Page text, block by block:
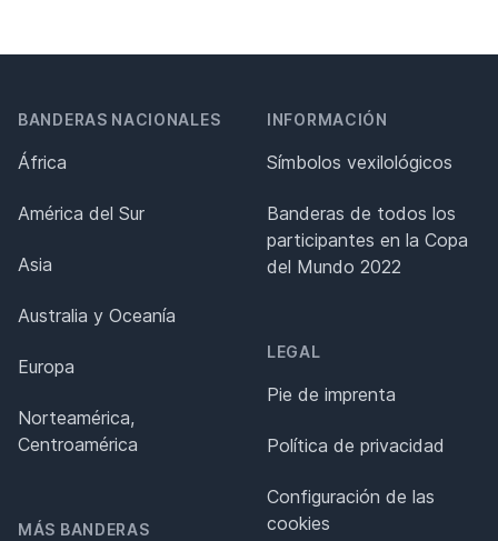
BANDERAS NACIONALES
África
América del Sur
Asia
Australia y Oceanía
Europa
Norteamérica,
Centroamérica
MÁS BANDERAS
INFORMACIÓN
Símbolos vexilológicos
Banderas de todos los
participantes en la Copa
del Mundo 2022
LEGAL
Pie de imprenta
Política de privacidad
Configuración de las
cookies